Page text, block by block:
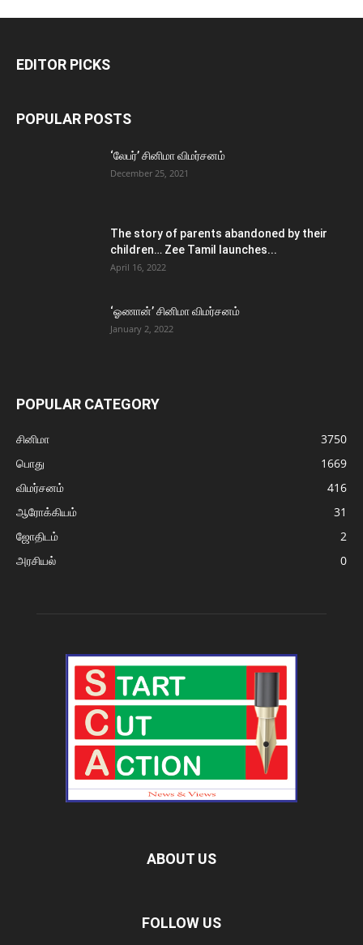
EDITOR PICKS
POPULAR POSTS
‘லேபர்’ சினிமா விமர்சனம்
December 25, 2021
The story of parents abandoned by their
children… Zee Tamil launches...
April 16, 2022
‘ஓணான்’ சினிமா விமர்சனம்
January 2, 2022
POPULAR CATEGORY
சினிமா
3750
பொது
1669
விமர்சனம்
416
ஆரோக்கியம்
31
ஜோதிடம்
2
அரசியல்
0
ABOUT US
FOLLOW US